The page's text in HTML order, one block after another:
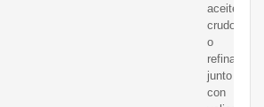
aceite
crudo
o
refinado,
junto
con